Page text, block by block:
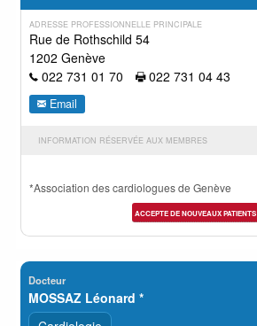
ADRESSE PROFESSIONNELLE PRINCIPALE
Rue de Rothschild 54
1202 Genève
022 731 01 70
022 731 04 43
Email
INFORMATION RÉSERVÉE AUX MEMBRES
*Association des cardiologues de Genève
ACCEPTE DE NOUVEAUX PATIENTS
Docteur
MOSSAZ Léonard *